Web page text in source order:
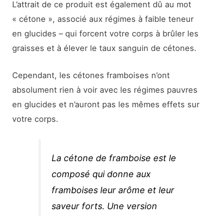
L’attrait de ce produit est également dû au mot
« cétone », associé aux régimes à faible teneur
en glucides – qui forcent votre corps à brûler les
graisses et à élever le taux sanguin de cétones.
Cependant, les cétones framboises n’ont
absolument rien à voir avec les régimes pauvres
en glucides et n’auront pas les mêmes effets sur
votre corps.
La cétone de framboise est le
composé qui donne aux
framboises leur arôme et leur
saveur forts. Une version